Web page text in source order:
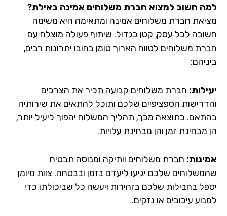
חשוב למצוא חברת משלוחים אמינה באילת?
חברת משלוחים אמינה ומתאימה היא משימה
לכל עסק, קטן כגדול. שיתוף פעולה מוצלח עם
משלוחים לטווח הארוך טומן בחובו יתרונות רבים,
חברת משלוחים קבועה תכיר את הצרכים
הספציפיים שלכם ותוכל להתאים את שירותיה
כתוצאה מכך, תהליך המשלוח יהפוך ליעיל יותר,
מבחינת זמן והן מבחינת עלויות.
חברת משלוחים וותיקה ומנוסה תבטיח
שלכם יגיעו ליעדם בזמן ובבטחה. צוות מיומן
בחבילות שלכם בזהירות ויעשה כל שביכולתו כדי
עיכובים או נזקים.